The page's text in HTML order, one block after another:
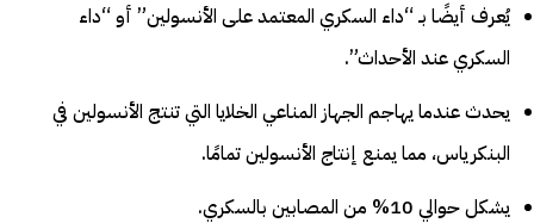
يُعرف أيضًا بـ “داء السكري المعتمد على الأنسولين” أو “داء
السكري عند الأحداث”.
يحدث عندما يهاجم الجهاز المناعي الخلايا التي تنتج الأنسولين في
البنكرياس، مما يمنع إنتاج الأنسولين تمامًا.
يشكل حوالي 10% من المصابين بالسكري.